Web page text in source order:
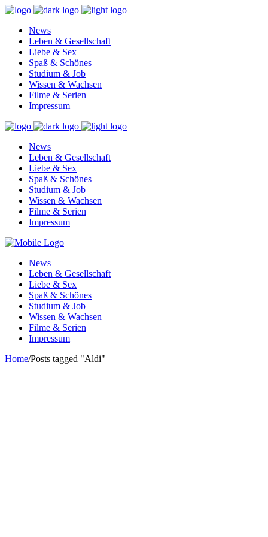
News
Leben & Gesellschaft
Liebe & Sex
Spaß & Schönes
Studium & Job
Wissen & Wachsen
Filme & Serien
Impressum
News
Leben & Gesellschaft
Liebe & Sex
Spaß & Schönes
Studium & Job
Wissen & Wachsen
Filme & Serien
Impressum
News
Leben & Gesellschaft
Liebe & Sex
Spaß & Schönes
Studium & Job
Wissen & Wachsen
Filme & Serien
Impressum
Home/Posts tagged "Aldi"